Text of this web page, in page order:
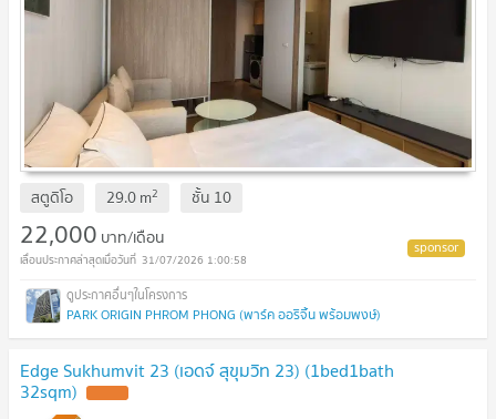
สตูดิโอ 29.0m2 ชั้น 10
22,000 บาท/เดือน
31/07/2026 1:00:58
PARK ORIGIN PHROM PHONG (พาร์ค ออริจิ้น พร้อมพงษ์)
Edge Sukhumvit 23 (เอดจ์ สุขุมวิท 23) (1bed1bath
32sqm)